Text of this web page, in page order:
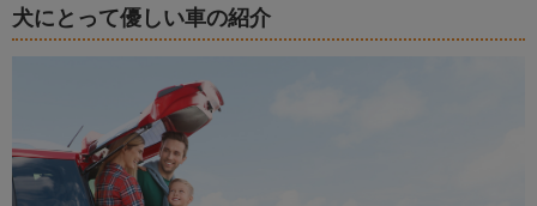
犬にとって優しい車の紹介